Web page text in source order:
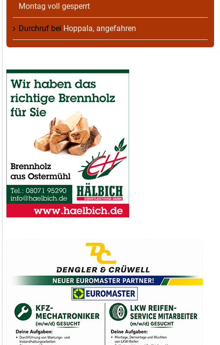
Montag voll gesperrt
Durchruf bei Hoppala, angefahren